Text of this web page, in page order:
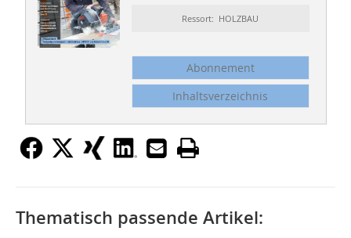
Ressort: HOLZBAU
Abonnement
Inhaltsverzeichnis
Thematisch passende Artikel: